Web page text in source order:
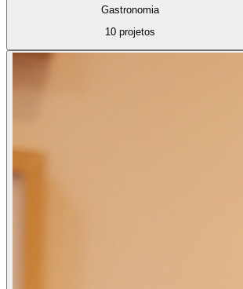
Gastronomia
10 projetos